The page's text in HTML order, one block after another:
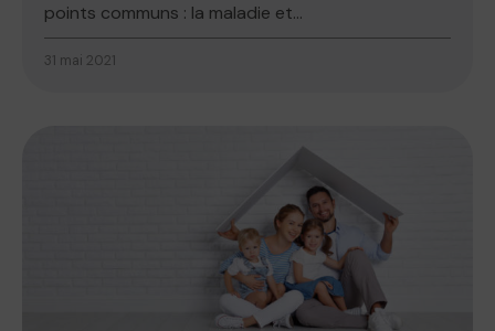
points communs : la maladie et...
31 mai 2021